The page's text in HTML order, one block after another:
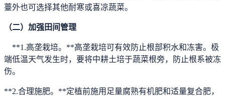
薹外也可选择其他耐寒或喜凉蔬菜。
（二）加强田间管理
**1.高垄栽培。**高垄栽培可有效防止根部积水和冻害。极
端低温天气发生时，要将中耕土培于蔬菜根旁，防止根系被冻
伤。
**2.合理施肥。**定植前施用足量腐熟有机肥和适量复合肥，